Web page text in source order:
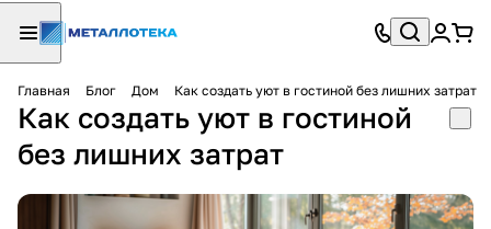
Главная Блог Дом Как создать уют в гостиной без лишних затрат
Как создать уют в гостиной
без лишних затрат